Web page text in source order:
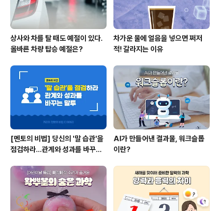
상사와 차를 탈 때도 예절이 있다.
올바른 차량 탑승 예절은?
차가운 물에 얼음을 넣으면 쩌저
적! 갈라지는 이유
[멘토의 비법] 당신의 '말 습관'을
점검하라...관계와 성과를 바꾸는
AI가 만들어낸 결과물, 워크슬롭
이란?